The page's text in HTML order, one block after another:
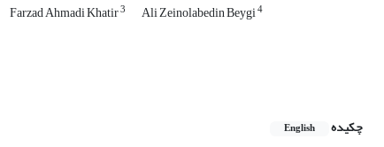
Farzad Ahmadi Khatir3 Ali Zeinolabedin Beygi4
چکیده
English